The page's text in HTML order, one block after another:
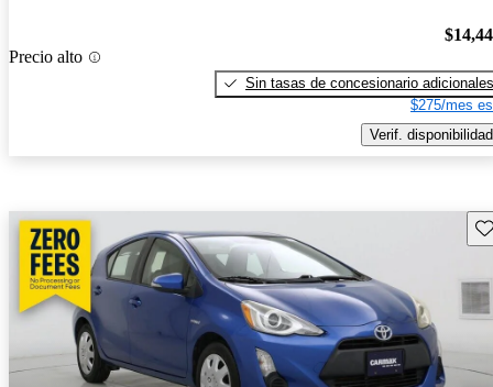
Precio alto
Sin tasas de concesionario adicionales
$275/mes
Verif. disponibilidad